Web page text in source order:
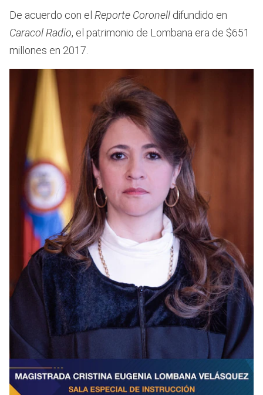
De acuerdo con el Reporte Coronell difundido en
Caracol Radio, el patrimonio de Lombana era de $651
millones en 2017.